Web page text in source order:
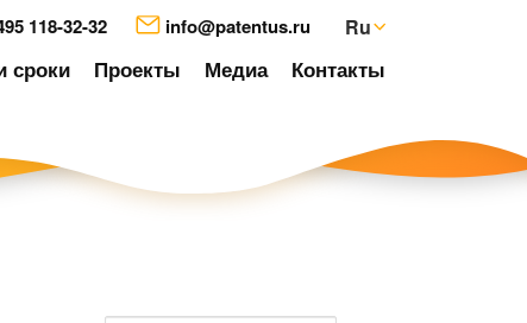
118-32-32 info@patentus.ru Ru
сроки Проекты Медиа Контакты